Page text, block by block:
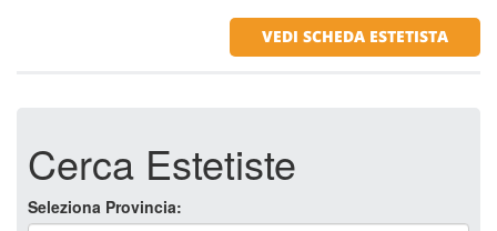
VEDI SCHEDA ESTETISTA
Cerca Estetiste
Seleziona Provincia: